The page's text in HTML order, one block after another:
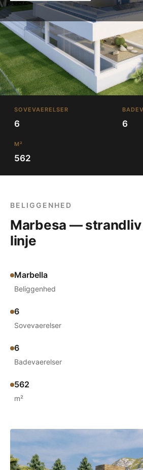
SOVEVAERELSER
6 6
M²
562
BELIGGENHED
Marbesa — strandliv
linje
Marbella
Beliggenhed
6
Sovevaerelser
6
Badevaerelser
562
m²